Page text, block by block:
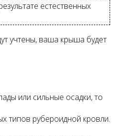
естественных
учтены, ваша крыша будет
или сильные осадки, то
типов рубероидной кровли.